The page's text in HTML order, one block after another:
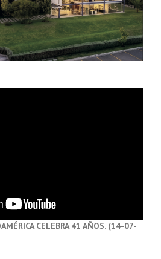
CELEBRA 41 AÑOS. (14-07-